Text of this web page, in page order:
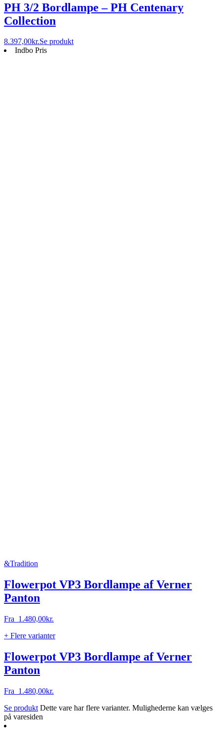
PH 3/2 Bordlampe – PH Centenary
Collection
8.397,00kr.Se produkt
Indbo Pris
&Tradition
Flowerpot VP3 Bordlampe af Verner
Panton
Fra 1.480,00kr.
+ Flere varianter
Flowerpot VP3 Bordlampe af Verner
Panton
Fra 1.480,00kr.
Se produkt Dette vare har flere varianter. Mulighederne kan vælges
på varesiden